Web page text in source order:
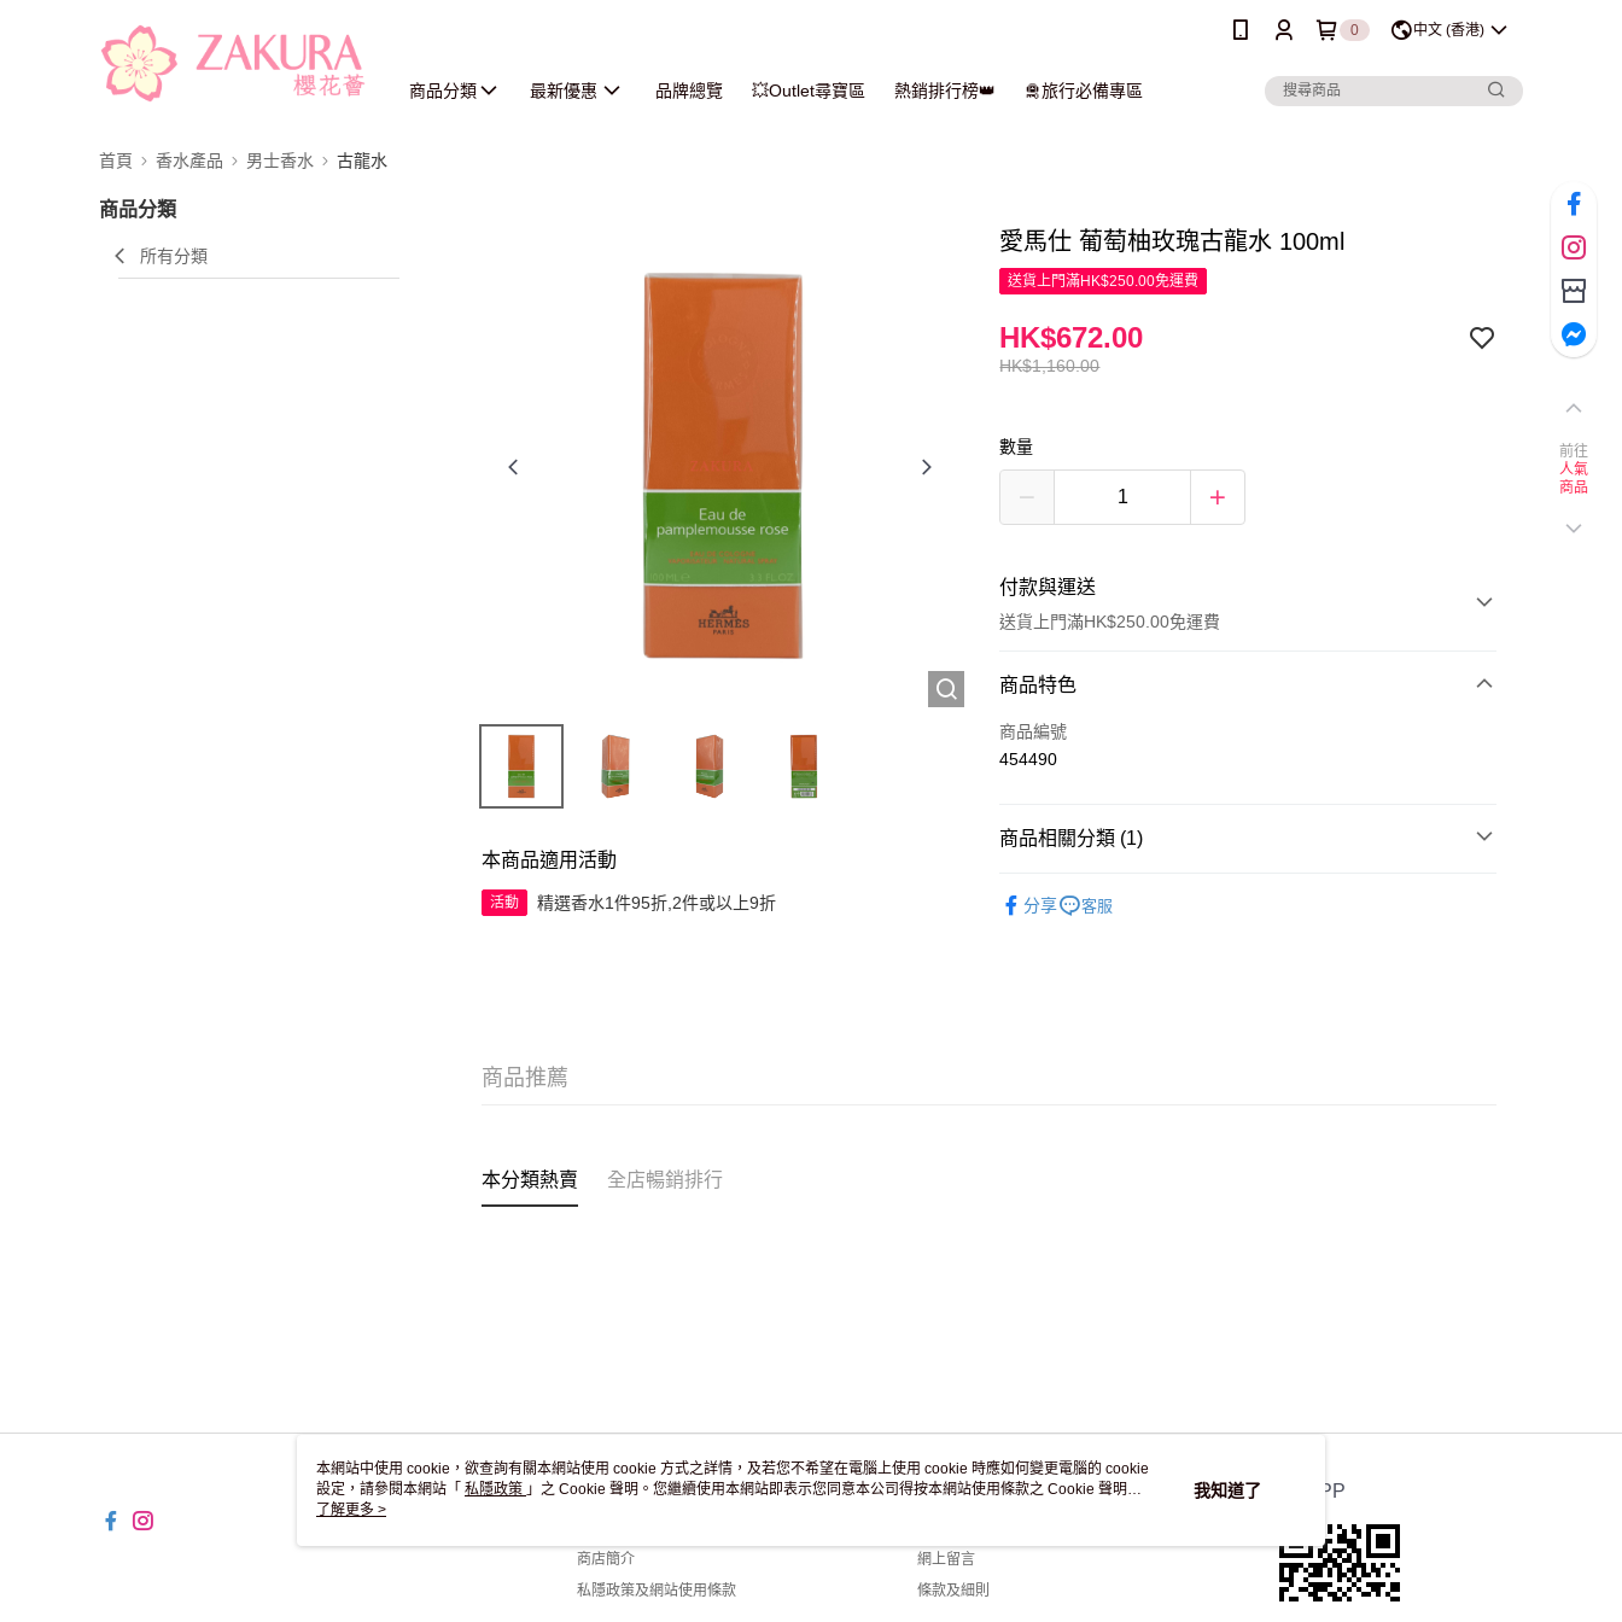
0 中文 (香港)
商品分類 最新優惠 品牌總覽 💥Outlet尋寶區 熱銷排行榜👑 🛅旅行必備專區
首頁 香水產品 男士香水 古龍水
商品分類
所有分類
本商品適用活動
活動 精選香水1件95折,2件或以上9折
愛馬仕 葡萄柚玫瑰古龍水 100ml
送貨上門滿HK$250.00免運費
HK$1,160.00
HK$672.00
數量
付款與運送
送貨上門滿HK$250.00免運費
付款方式
信用卡
商品特色
商品編號
454490
商品相關分類 (1)
分享
客服
商品推薦
本分類熱賣 全店暢銷排行
關於我們
商店簡介
私隱政策及網站使用條款
客戶服務
網上留言
條款及細則
官方APP
前往
人氣
商品
本網站中使用 cookie，欲查詢有關本網站使用 cookie 方式之詳情，及若您不希望在電腦上使用 cookie 時應如何變更電腦的 cookie
設定，請參閱本網站「 私隱政策 」之 Cookie 聲明。您繼續使用本網站即表示您同意本公司得按本網站使用條款之 Cookie 聲明使
用 cookie。
了解更多 >
我知道了